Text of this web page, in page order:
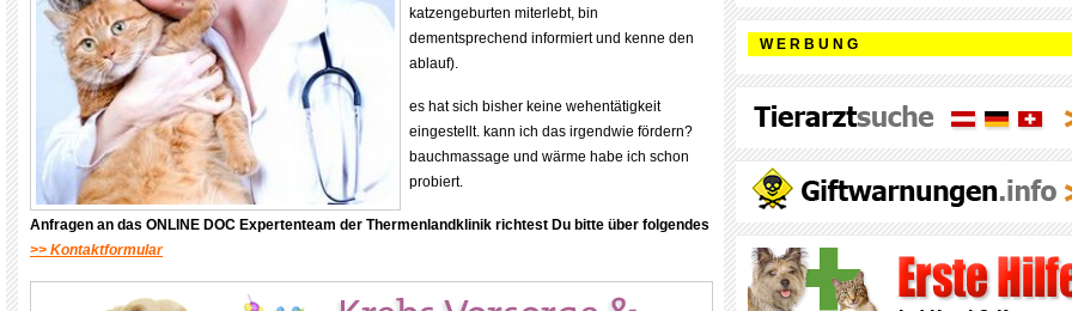
katzengeburten miterlebt, bin
dementsprechend informiert und kenne den
ablauf).
es hat sich bisher keine wehentätigkeit
eingestellt. kann ich das irgendwie fördern?
bauchmassage und wärme habe ich schon
probiert.
Anfragen an das ONLINE DOC Expertenteam der Thermenlandklinik richtest Du bitte über folgendes
>> Kontaktformular
W E R B U N G